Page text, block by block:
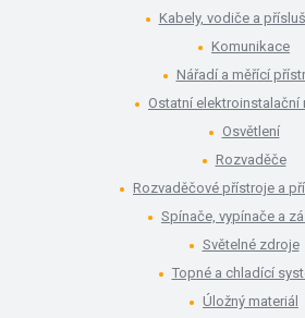
Kabely, vodiče a
Komunikace
Nářadí a měřící
Ostatní elektroinstalační
Osvětlení
Rozvaděče
Rozvaděčové přístroje a
Spínače, vypínače a
Světelné zdroje
Topné a chladící
Úložný materiál